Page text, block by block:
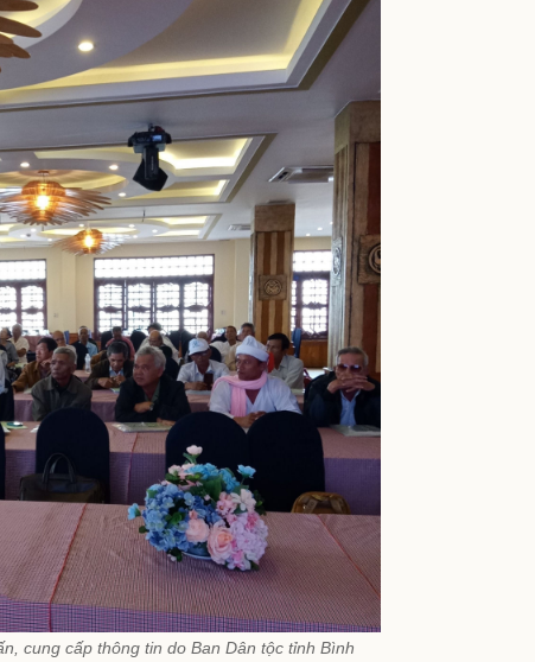
cung cấp thông tin do Ban Dân tộc tỉnh Bình